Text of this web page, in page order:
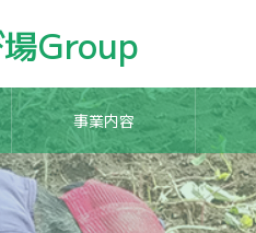
Group
事業内容